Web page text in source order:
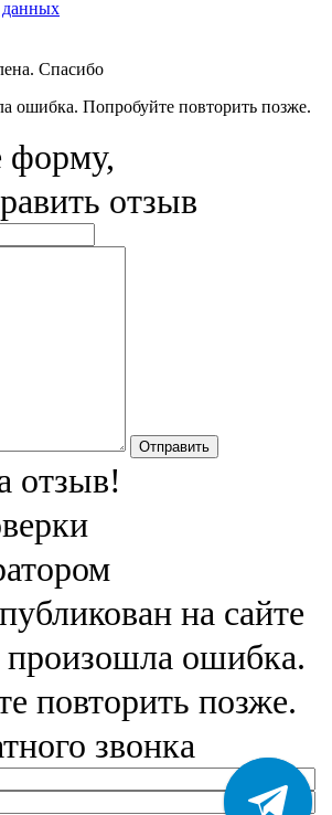
Спасибо
ошибка. Попробуйте повторить позже.
форму,
отзыв
Отправить
отзыв!
на сайте
произошла ошибка.
повторить позже.
звонка